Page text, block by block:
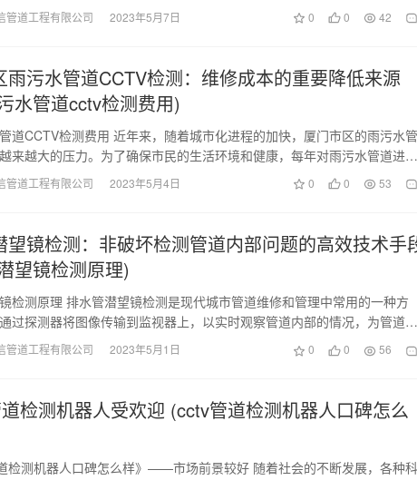
管道工程有限公司 2023年5月7日 0 0 42
雨污水管道CCTV检测：维修成本的重要降低来源
水管道cctv检测费用)
道CCTV检测费用 近年来，随着城市化进程的加快，厦门市区的雨污水管
来越大的压力。为了确保市民的生活环境和健康，每年对雨污水管道进行
测已成为必…
管道工程有限公司 2023年5月4日 0 0 53
望镜检测：非破坏检测管道内部问题的高效技术手
望镜检测原理)
检测原理 排水管潜望镜检测是现代城市管道维修和管理中常用的一种方
过探测器将图像传输到监视器上，以实时观察管道内部的情况，为管道的
供有力支持。 排…
管道工程有限公司 2023年5月1日 0 0 56
检测机器人受欢迎 (cctv管道检测机器人口碑怎么
检测机器人口碑怎么样》——市场前景较好 随着社会的不断发展，各种科